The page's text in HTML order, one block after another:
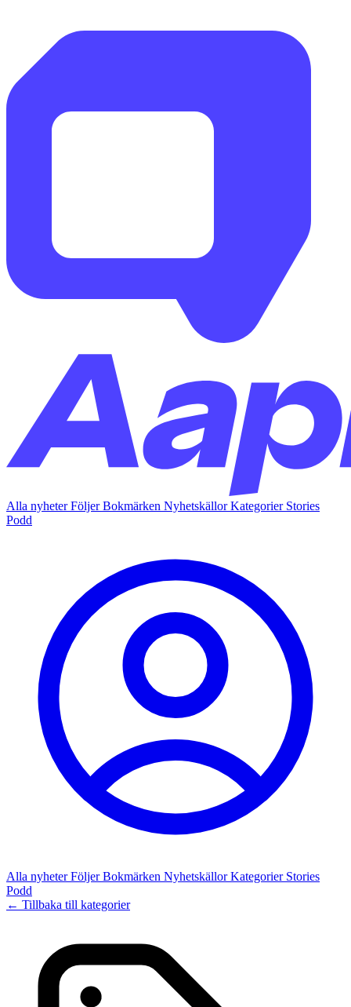
Alla nyheterFöljerBokmärken NyhetskällorKategorier Stories
Podd
Alla nyheterFöljerBokmärken NyhetskällorKategorier Stories
Podd
← Tillbaka till kategorier